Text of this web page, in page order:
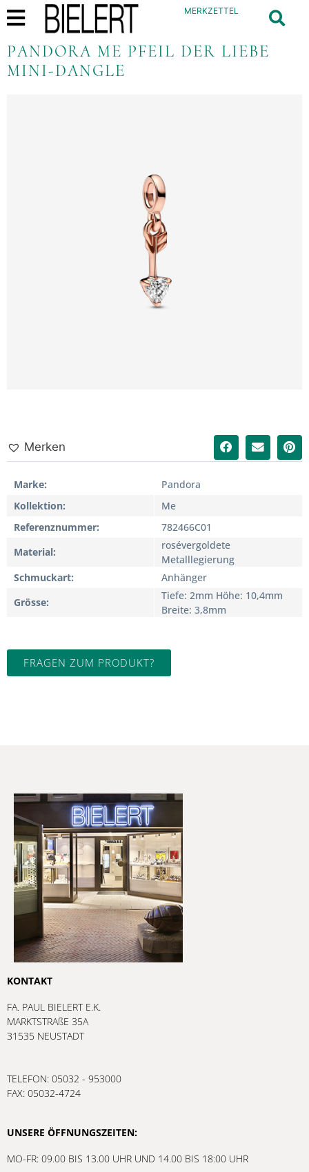
MERKZETTEL
PANDORA ME PFEIL DER LIEBE
MINI-DANGLE
Merken
Marke
Pandora
Kollektion
Me
Referenznummer
782466C01
Material
rosévergoldete
Metalllegierung
Schmuckart
Anhänger
Grösse
Tiefe: 2mm Höhe: 10,4mm
Breite: 3,8mm
FRAGEN ZUM PRODUKT?
KONTAKT
FA. PAUL BIELERT E.K.
MARKTSTRAßE 35A
31535 NEUSTADT
TELEFON: 05032 - 953000
FAX: 05032-4724
UNSERE ÖFFNUNGSZEITEN:
MO-FR: 09.00 BIS 13.00 UHR UND 14.00 BIS 18:00 UHR